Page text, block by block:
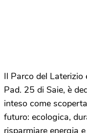
Il Parco del Laterizio
Pad. 25 di Saie, è
inteso come
futuro: ecologica,
risparmiare energia